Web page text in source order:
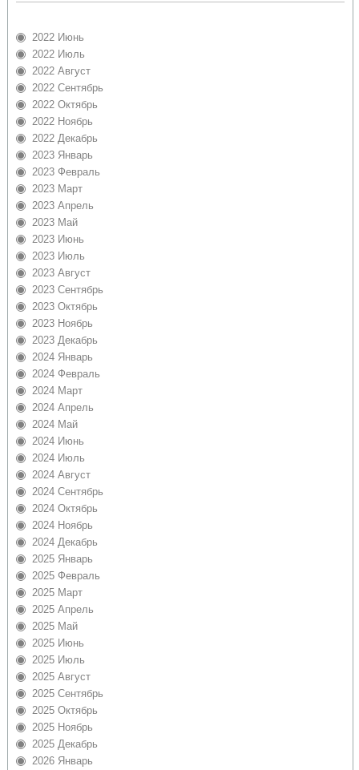
2022 Июнь
2022 Июль
2022 Август
2022 Сентябрь
2022 Октябрь
2022 Ноябрь
2022 Декабрь
2023 Январь
2023 Февраль
2023 Март
2023 Апрель
2023 Май
2023 Июнь
2023 Июль
2023 Август
2023 Сентябрь
2023 Октябрь
2023 Ноябрь
2023 Декабрь
2024 Январь
2024 Февраль
2024 Март
2024 Апрель
2024 Май
2024 Июнь
2024 Июль
2024 Август
2024 Сентябрь
2024 Октябрь
2024 Ноябрь
2024 Декабрь
2025 Январь
2025 Февраль
2025 Март
2025 Апрель
2025 Май
2025 Июнь
2025 Июль
2025 Август
2025 Сентябрь
2025 Октябрь
2025 Ноябрь
2025 Декабрь
2026 Январь